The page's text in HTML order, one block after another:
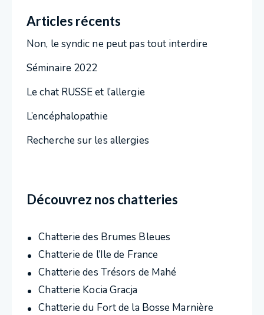
Articles récents
Non, le syndic ne peut pas tout interdire
Séminaire 2022
Le chat RUSSE et l’allergie
L’encéphalopathie
Recherche sur les allergies
Découvrez nos chatteries
Chatterie des Brumes Bleues
Chatterie de l’Ile de France
Chatterie des Trésors de Mahé
Chatterie Kocia Gracja
Chatterie du Fort de la Bosse Marnière